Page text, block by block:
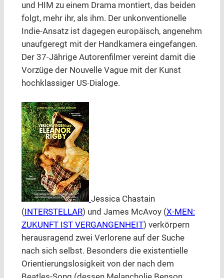
und HIM zu einem Drama montiert, das beiden
folgt, mehr ihr, als ihm. Der unkonventionelle
Indie-Ansatz ist dagegen europäisch, angenehm
unaufgeregt mit der Handkamera eingefangen.
Der 37-Jährige Autorenfilmer vereint damit die
Vorzüge der Nouvelle Vague mit der Kunst
hochklassiger US-Dialoge.
Jessica Chastain
( INTERSTELLAR) und James McAvoy (X-MEN:
ZUKUNFT IST VERGANGENHEIT) verkörpern
herausragend zwei Verlorene auf der Suche
nach sich selbst. Besonders die existentielle
Orientierungslosigkeit von der nach dem